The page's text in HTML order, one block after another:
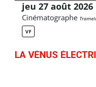
jeu 27 août 2026
Cinématographe
VF
LA VÉNUS